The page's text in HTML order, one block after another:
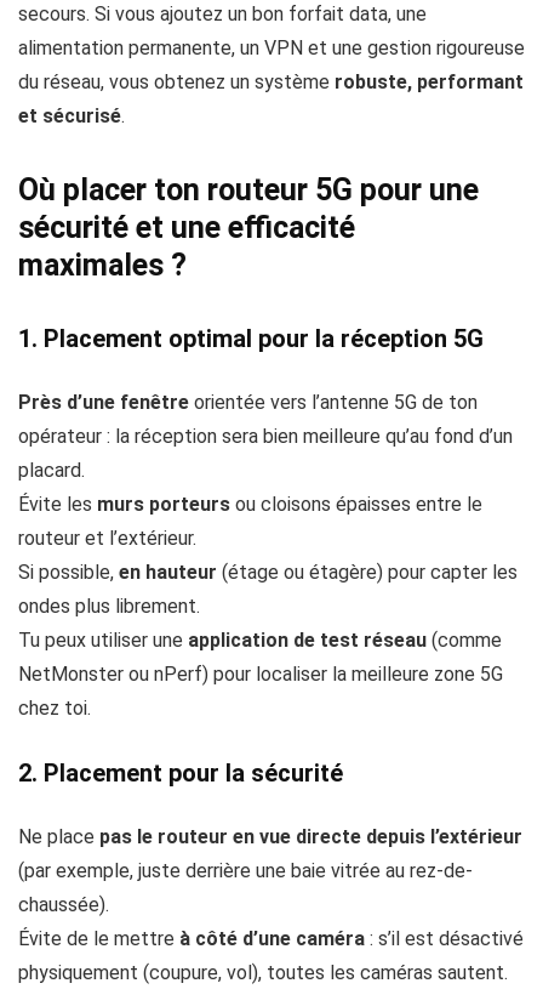
secours. Si vous ajoutez un bon forfait data, une
alimentation permanente, un VPN et une gestion rigoureuse
du réseau, vous obtenez un système robuste, performant
et sécurisé.
Où placer ton routeur 5G pour une
sécurité et une efficacité
maximales ?
1. Placement optimal pour la réception 5G
Près d’une fenêtre orientée vers l’antenne 5G de ton
opérateur : la réception sera bien meilleure qu’au fond d’un
placard.
Évite les murs porteurs ou cloisons épaisses entre le
routeur et l’extérieur.
Si possible, en hauteur (étage ou étagère) pour capter les
ondes plus librement.
Tu peux utiliser une application de test réseau (comme
NetMonster ou nPerf) pour localiser la meilleure zone 5G
chez toi.
2. Placement pour la sécurité
Ne place pas le routeur en vue directe depuis l’extérieur
(par exemple, juste derrière une baie vitrée au rez-de-
chaussée).
Évite de le mettre à côté d’une caméra : s’il est désactivé
physiquement (coupure, vol), toutes les caméras sautent.